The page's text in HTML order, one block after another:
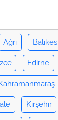
Ağrı
Edirne
Kırşehir